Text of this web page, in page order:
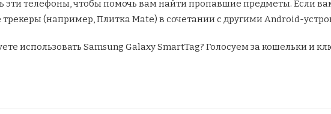
эти телефоны, чтобы помочь вам найти пропавшие предметы. Если
трекеры (например, Плитка Mate) в сочетании с другими Android-
использовать Samsung Galaxy SmartTag? Голосуем за кошельки и